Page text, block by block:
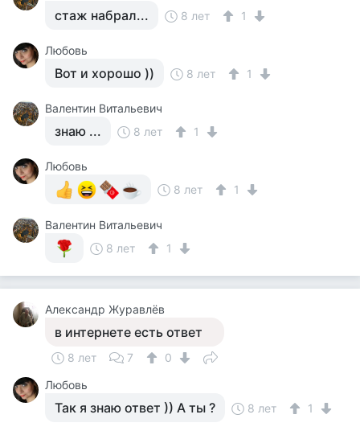
стаж набрал... 8 лет 1
Любовь
Вот и хорошо )) 8 лет 1
Валентин Витальевич
знаю ... 8 лет 1
Любовь
8 лет
1
Валентин Витальевич
8 лет
1
Александр Журавлёв
в интернете есть ответ
8 лет 7
0
Любовь
Так я знаю ответ )) А ты ? 8 лет 1